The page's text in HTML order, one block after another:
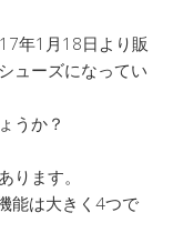
年1月18日より販
ューズになってい
うか？
ります。
能は大きく4つで